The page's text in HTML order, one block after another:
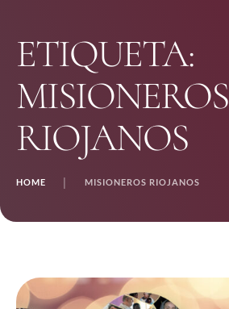
ETIQUETA:
MISIONEROS
RIOJANOS
HOME MISIONEROS RIOJANOS